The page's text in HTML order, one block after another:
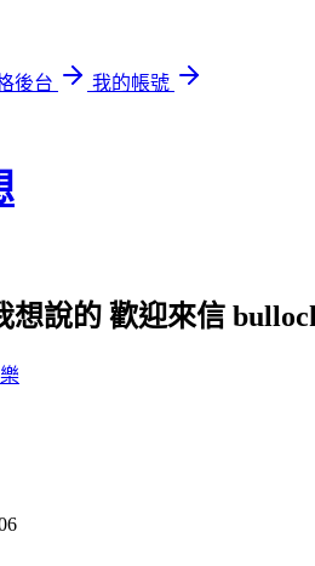
後台
我的帳號
想說的 歡迎來信